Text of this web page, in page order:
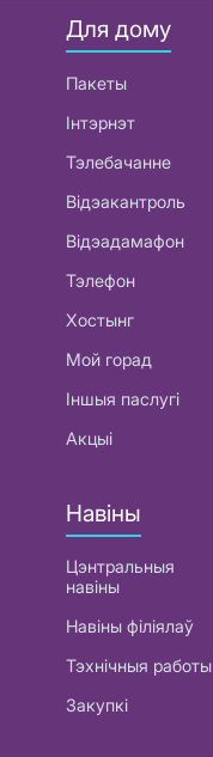
Для дому
Пакеты
Інтэрнэт
Тэлебачанне
Відэакантроль
Відэадамафон
Тэлефон
Хостынг
Мой горад
Іншыя паслугі
Акцыі
Навіны
Цэнтральныя
навіны
Навіны філіялаў
Тэхнічныя работы
Закупкі